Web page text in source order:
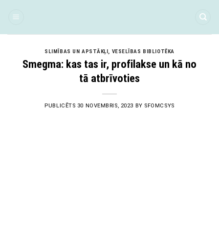
SLIMĪBAS UN APSTĀKĻI, VESELĪBAS BIBLIOTĒKA
Smegma: kas tas ir, profilakse un kā no
tā atbrīvoties
PUBLICĒTS 30 NOVEMBRIS, 2023 BY SFOMCSYS